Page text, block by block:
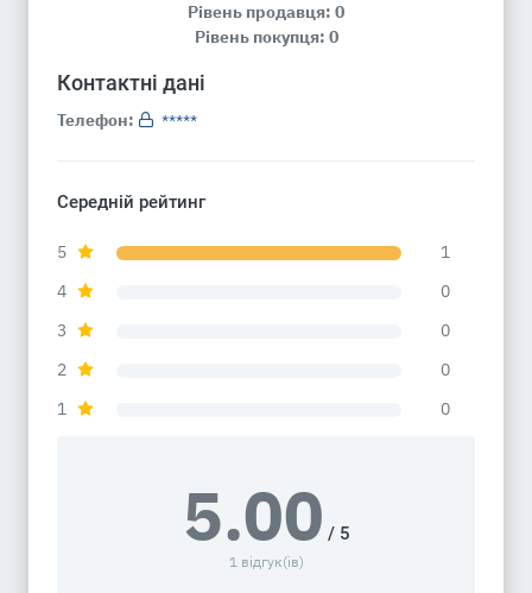
Рівень продавця: 0
Рівень покупця: 0
Контактні дані
Телефон: *****
Середній рейтинг
5
1
4
0
3
0
2
0
1
0
5.00 / 5
1 відгук(ів)